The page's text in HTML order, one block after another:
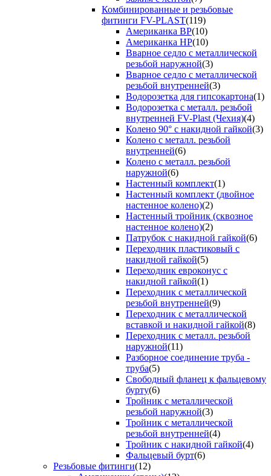
Комбинированные и резьбовые
фитинги FV-PLAST(119)
Американка ВР(10)
Американка НР(10)
Вварное седло с металлической
резьбой наружной(3)
Вварное седло с металлической
резьбой внутренней(3)
Водорозетка для гипсокартона(1)
Водорозетка с металл. резьбой
внутренней FV-Plast (Чехия)(4)
Колено 90° с накидной гайкой(3)
Колено с металл. резьбой
внутренней(6)
Колено с металл. резьбой
наружной(6)
Настенный комплект(1)
Настенный комплект (двойное
настенное колено)(2)
Настенный тройник (сквозное
настенное колено)(2)
Патрубок с накидной гайкой(6)
Переходник пластиковый с
накидной гайкой(5)
Переходник евроконус с
накидной гайкой(1)
Переходник с металлической
резьбой внутренней(9)
Переходник с металлической
вставкой и накидной гайкой(8)
Переходник с металл. резьбой
наружной(11)
Разборное соединение труба -
труба(5)
Свободный фланец к фальцевому
бурту(6)
Тройник с металлической
резьбой наружной(3)
Тройник с металлической
резьбой внутренней(4)
Тройник с накидной гайкой(4)
Фальцевый бурт(6)
Резьбовые фитинги(12)